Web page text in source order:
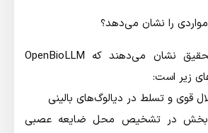
را نشان می‌دهد؟
نتایج این تحقیق نشان می‌دهند که OpenBioLLM
زیر است:
قوی و تسلط در دیالوگ‌های بالینی
در تشخیص محل ضایعه عصبی